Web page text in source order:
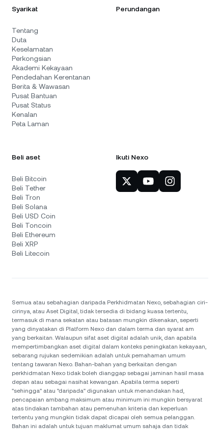
Syarikat
Tentang
Duta
Keselamatan
Perkongsian
Akademi Kekayaan
Pendedahan Kerentanan
Berita & Wawasan
Pusat Bantuan
Pusat Status
Kenalan
Peta Laman
Perundangan
Beli aset
Beli Bitcoin
Beli Tether
Beli Tron
Beli Solana
Beli USD Coin
Beli Toncoin
Beli Ethereum
Beli XRP
Beli Litecoin
Ikuti Nexo
Semua atau sebahagian daripada Perkhidmatan Nexo, sebahagian ciri-
cirinya, atau Aset Digital, tidak tersedia di bidang kuasa tertentu,
termasuk di mana sekatan atau batasan mungkin dikenakan, seperti
yang dinyatakan di Platform Nexo dan dalam terma dan syarat am
yang berkaitan. Walaupun sifat aset digital adalah unik, dan apabila
mempertimbangkan aset digital dalam konteks peningkatan kekayaan,
sebarang rujukan sedemikian adalah untuk pemahaman umum
tentang tawaran Nexo. Bahan-bahan yang berkaitan dengan
perkhidmatan Nexo tidak boleh dianggap sebagai jaminan hasil masa
depan atau sebagai nasihat kewangan. Apabila terma seperti
"sehingga" atau "daripada" digunakan untuk menandakan had,
pencapaian ambang maksimum atau minimum ini mungkin bersyarat
atas tindakan tambahan atau pemenuhan kriteria dan keperluan
tertentu yang mungkin tidak dapat dicapai oleh semua pelanggan.
Bahan ini adalah untuk tujuan maklumat umum sahaja dan tidak